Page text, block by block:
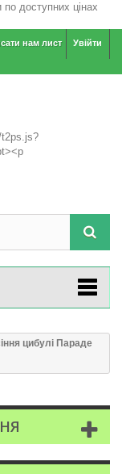
Увійти
нам лист
цибулі Параде